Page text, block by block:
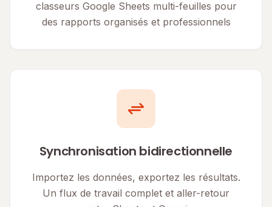
classeurs Google Sheets multi-feuilles pour
des rapports organisés et professionnels
Synchronisation bidirectionnelle
Importez les données, exportez les résultats.
Un flux de travail complet et aller-retour